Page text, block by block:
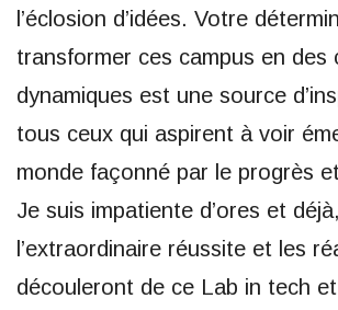
l’éclosion d’idées. Votre
transformer ces campus en des
dynamiques est une source
tous ceux qui aspirent à voir
monde façonné par le progrès
Je suis impatiente d’ores et
l’extraordinaire réussite et les
découleront de ce Lab in tech